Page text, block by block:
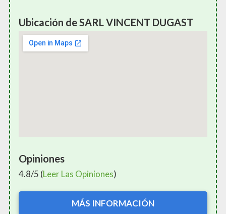
Ubicación de SARL VINCENT DUGAST
Opiniones
4.8/5 (Leer Las Opiniones)
MÁS INFORMACIÓN